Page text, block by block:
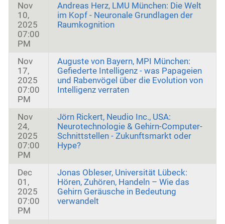
Nov
10,
2025
07:00
PM
Andreas Herz, LMU München: Die Welt
im Kopf - Neuronale Grundlagen der
Raumkognition
Nov
17,
2025
07:00
PM
Auguste von Bayern, MPI München:
Gefiederte Intelligenz - was Papageien
und Rabenvögel über die Evolution von
Intelligenz verraten
Nov
24,
2025
07:00
PM
Jörn Rickert, Neudio Inc., USA:
Neurotechnologie & Gehirn-Computer-
Schnittstellen - Zukunftsmarkt oder
Hype?
Dec
01,
2025
07:00
PM
Jonas Obleser, Universität Lübeck:
Hören, Zuhören, Handeln – Wie das
Gehirn Geräusche in Bedeutung
verwandelt